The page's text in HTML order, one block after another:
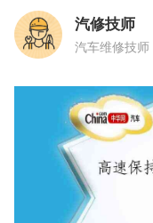
汽修技师
汽车维修技师